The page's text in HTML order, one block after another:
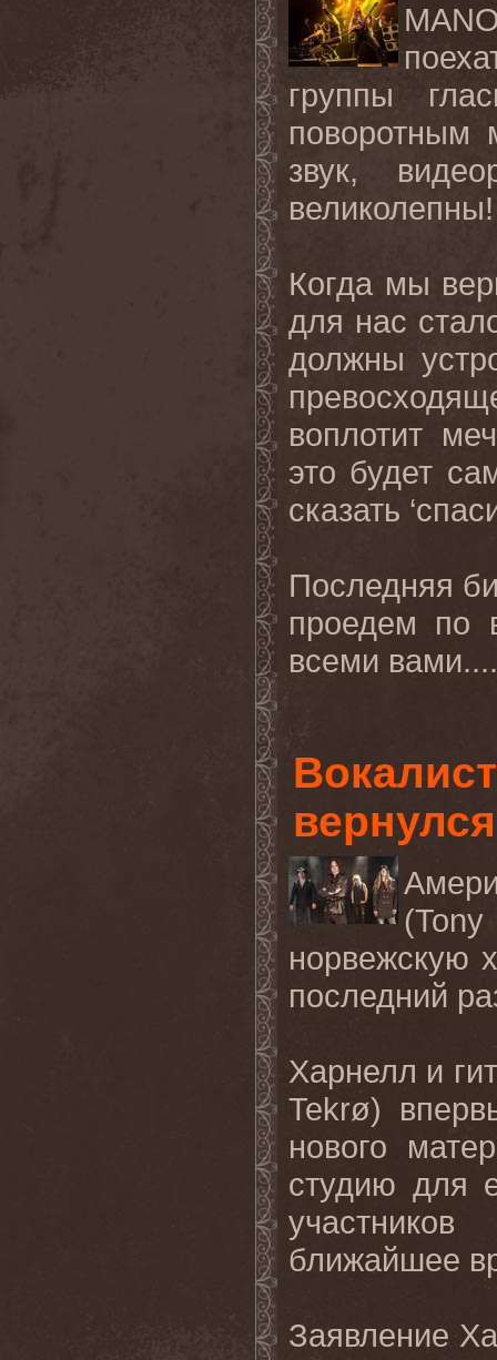
группы
поворотным
звук,
великолепны!
Когда мы
для нас
должны
воплотит
это будет
сказать
Последняя
проедем по
всеми
норвежскую
последний
Харнелл и
Tekrø)
нового
студию для
ближайшее
Заявление